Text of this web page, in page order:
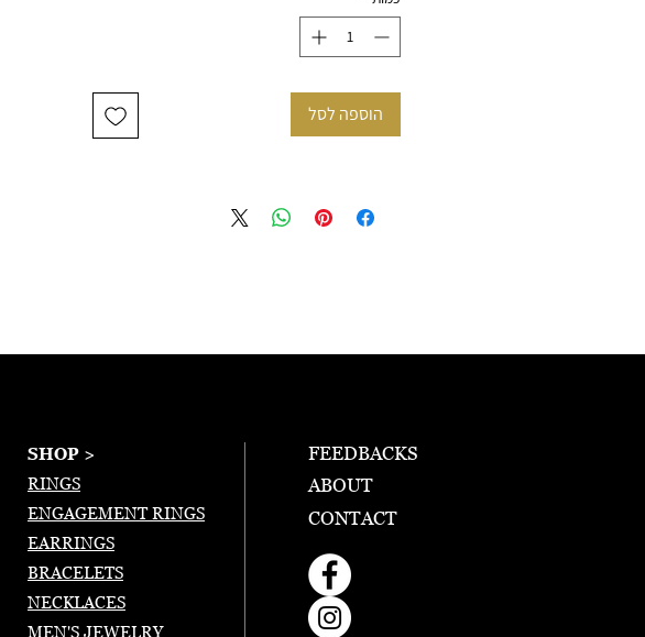
הוספה לסל
SHOP >
RINGS
ENGAGEMENT RINGS
EARRINGS
BRACELETS
NECKLACES
MEN'S JEWELRY
FEEDBACKS
ABOUT
CONTACT